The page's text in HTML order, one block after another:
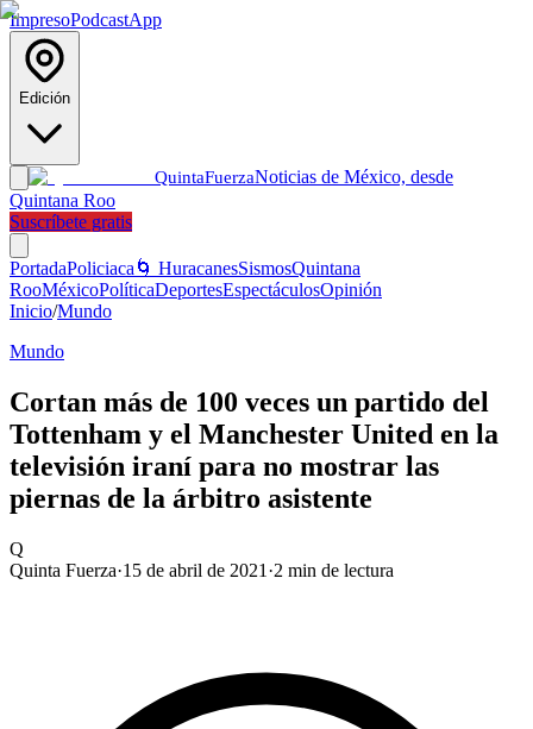
ImpresoPodcastApp
Edición
QuintaFuerzaNoticias de México, desde
Quintana Roo
Suscríbete gratis
PortadaPoliciaca 🌀 HuracanesSismosQuintana
RooMéxicoPolíticaDeportesEspectáculosOpinión
Inicio/Mundo
Mundo
Cortan más de 100 veces un partido del
Tottenham y el Manchester United en la
televisión iraní para no mostrar las
piernas de la árbitro asistente
Q
Quinta Fuerza·15 de abril de 2021 ·2 min de lectura